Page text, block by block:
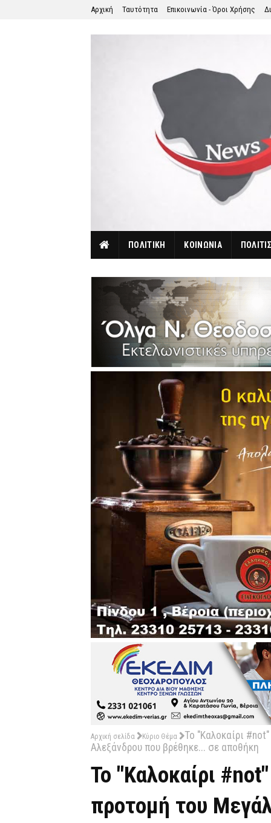
Αρχική Ταυτότητα Επικοινωνία - Όροι Χρήσης
ΠΟΛΙΤΙΚΗ ΚΟΙΝΩΝΙΑ
Αρχική σελίδα Κύριο Θέμα
Το "Καλοκαίρι
Αλεξάνδρου που βρέθηκε... σε αποθήκη
Το "Καλοκαίρι
προτομή του